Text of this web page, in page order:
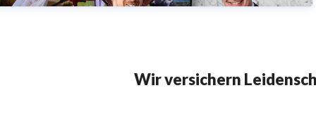
Wir versichern